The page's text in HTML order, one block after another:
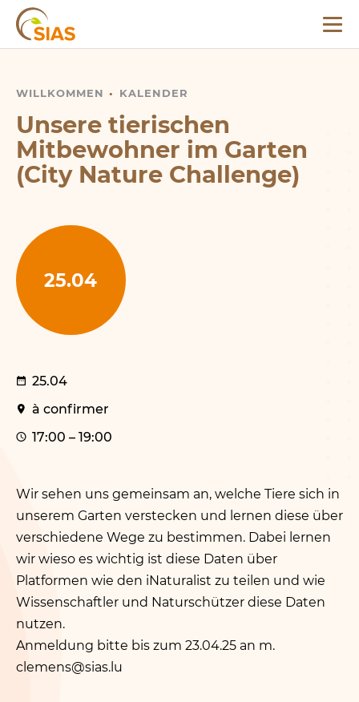
Menü
WILLKOMMEN KALENDER
UNSERE TIERISCHEN MITBEWOHNER IM GARTEN
Unsere tierischen
Mitbewohner im Garten
(City Nature Challenge)
25.04
25.04
à confirmer
17:00 – 19:00
Wir sehen uns gemeinsam an, welche Tiere sich in
unserem Garten verstecken und lernen diese über
verschiedene Wege zu bestimmen. Dabei lernen
wir wieso es wichtig ist diese Daten über
Platformen wie den iNaturalist zu teilen und wie
Wissenschaftler und Naturschützer diese Daten
nutzen.
Anmeldung bitte bis zum 23.04.25 an m.​
clemens@​sias.​lu